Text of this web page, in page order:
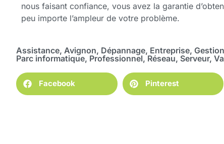
nous faisant confiance, vous avez la garantie
peu importe l’ampleur de votre problème.
Assistance, Avignon, Dépannage, Entreprise,
Parc informatique, Professionnel,Réseau, Serveur,
Facebook Pinterest